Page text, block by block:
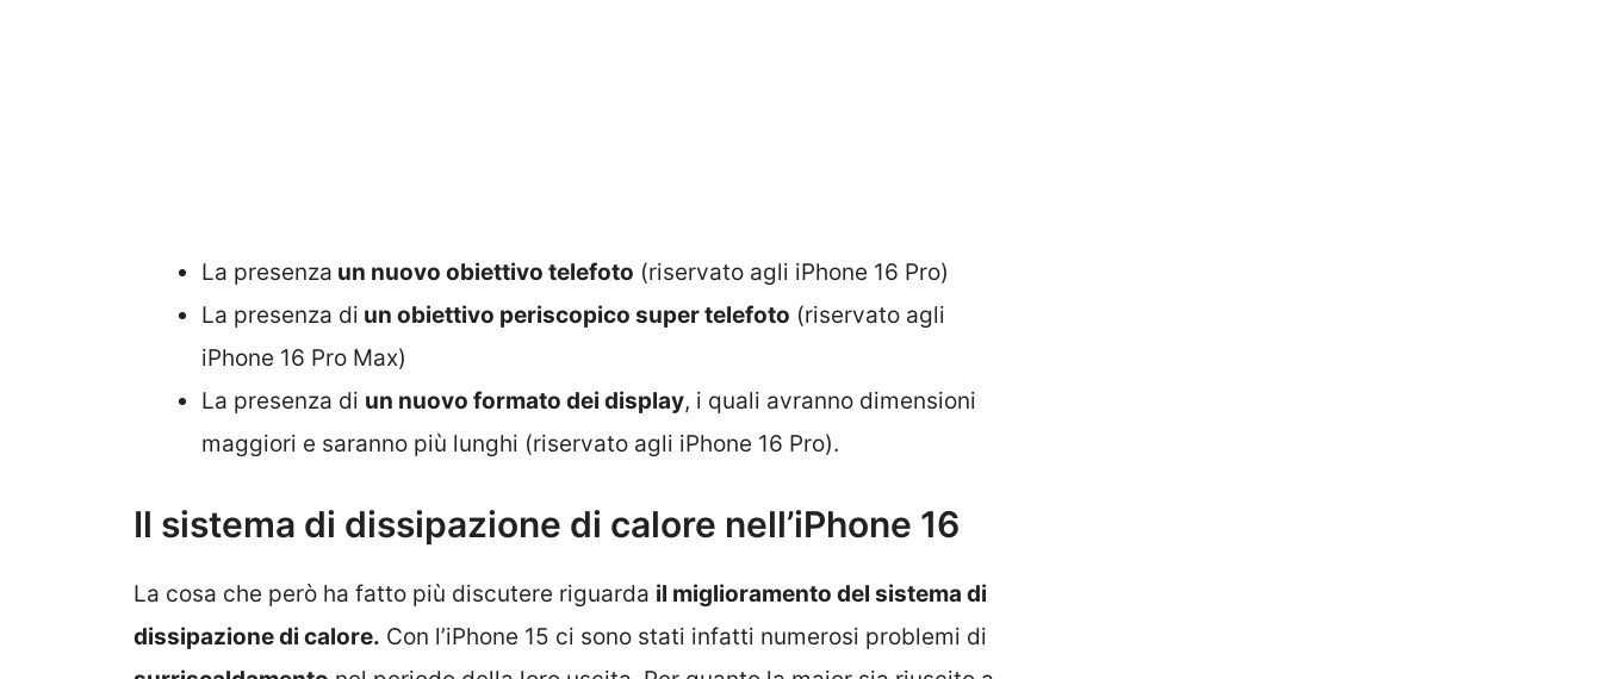
La presenza un nuovo obiettivo telefoto (riservato agli iPhone 16 Pro)
La presenza di un obiettivo periscopico super telefoto (riservato agli
iPhone 16 Pro Max)
La presenza di un nuovo formato dei display, i quali avranno dimensioni
maggiori e saranno più lunghi (riservato agli iPhone 16 Pro).
Il sistema di dissipazione di calore nell’iPhone 16
La cosa che però ha fatto più discutere riguarda il miglioramento del sistema di
dissipazione di calore. Con l’iPhone 15 ci sono stati infatti numerosi problemi di